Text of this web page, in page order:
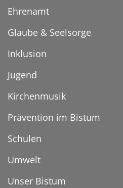
Ehrenamt
Glaube & Seelsorge
Inklusion
Jugend
Kirchenmusik
Prävention im Bistum
Schulen
Umwelt
Unser Bistum